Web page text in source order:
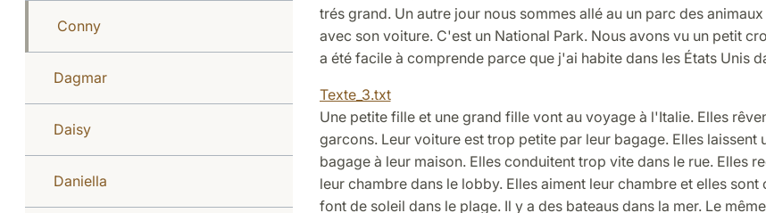
Conny
Dagmar
Daisy
Daniella
trés grand. Un autre jour nous sommes allé au un parc des
avec son voiture. C'est un National Park. Nous avons vu un petit
a été facile à comprende parce que j'ai habite dans les États Unis
Texte_3.txt
Une petite fille et une grand fille vont au voyage à l'Italie. Elles
garcons. Leur voiture est trop petite par leur bagage. Elles laissent
bagage à leur maison. Elles conduitent trop vite dans le rue. Elles
leur chambre dans le lobby. Elles aiment leur chambre et elles sont
font de soleil dans le plage. Il y a des bateaus dans la mer. Le